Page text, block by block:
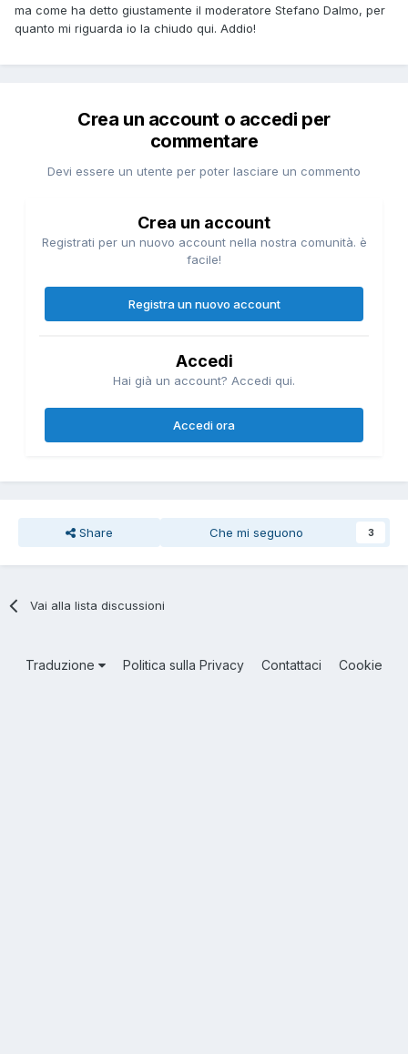
ma come ha detto giustamente il moderatore Stefano Dalmo, per
quanto mi riguarda io la chiudo qui. Addio!
Crea un account o accedi per
commentare
Devi essere un utente per poter lasciare un commento
Crea un account
Registrati per un nuovo account nella nostra comunità. è
facile!
Registra un nuovo account
Accedi
Hai già un account? Accedi qui.
Accedi ora
Share Che mi seguono 3
Vai alla lista discussioni
Traduzione Politica sulla Privacy Contattaci Cookie